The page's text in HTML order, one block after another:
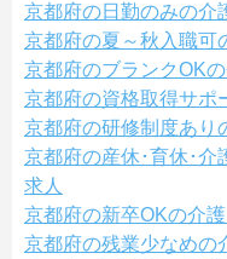
京都府の日勤のみの介
京都府の夏～秋入職可
京都府のブランクOK
京都府の資格取得サポ
京都府の研修制度あり
京都府の産休･育休･介
求人
京都府の新卒OKの介
京都府の残業少なめの